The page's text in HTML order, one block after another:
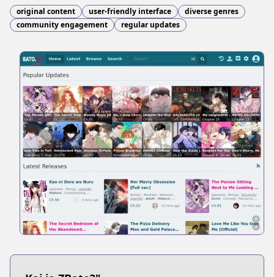
original content user-friendly interface
diverse genres
community engagement
regular updates